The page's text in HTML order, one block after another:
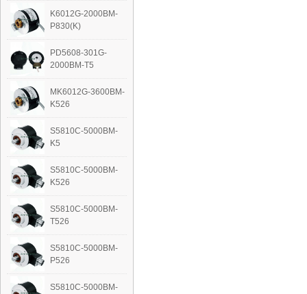
K6012G-2000BM-
P830(K)
PD5608-301G-
2000BM-T5
MK6012G-3600BM-
K526
S5810C-5000BM-
K5
S5810C-5000BM-
K526
S5810C-5000BM-
T526
S5810C-5000BM-
P526
S5810C-5000BM-